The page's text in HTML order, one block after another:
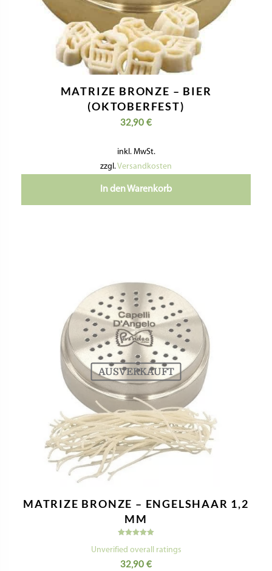
MATRIZE BRONZE – BIER
(OKTOBERFEST)
32,90 €
inkl. MwSt.
zzgl.Versandkosten
In den Warenkorb
AUSVERKAUFT
MATRIZE BRONZE – ENGELSHAAR 1,2
MM
mit
von 5
Unverified overall ratings
32,90 €